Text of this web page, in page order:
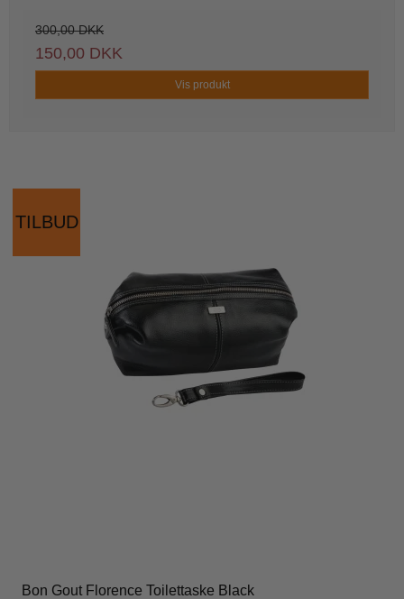
300,00 DKK
150,00 DKK
Vis produkt
TILBUD
Bon Gout Florence Toilettaske Black